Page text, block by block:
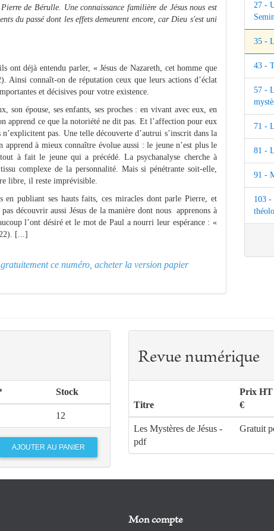
de Bérulle. Une connaissance familière de Jésus nous est
du passé dont les effets demeurent encore, car Dieu s'est uni
déjà entendu parler, « Jésus de Nazareth, cet homme que
Ainsi connaît-on de réputation ceux que leurs actions d’éclat
et décisives pour votre existence.
son épouse, ses enfants, ses proches : en vivant avec eux, en
apprend ce que la notoriété ne dit pas. Et l’affection pour eux
pas. Une telle découverte d’autrui s’inscrit dans la
à mieux connaître évolue aussi : le jeune n’est plus le
à fait le jeune qui a précédé. La psychanalyse cherche à
complexe de la personnalité. Mais si pénétrante soit-elle,
libre, il reste imprévisible.
en publiant ses hauts faits, ces miracles dont parle Pierre, et
découvrir aussi Jésus de la manière dont nous apprenons à
l’ont désiré et le mot de Paul a nourri leur espérance : «
[...]
ce numéro, acheter la version papier
27 -
35 -
43 -
57 -
71 -
81 -
91 -
103 -
Stock
12
Revue numérique
Titre
Prix HT
€
Les Mystères de Jésus -
pdf
Gratuit
Mon compte